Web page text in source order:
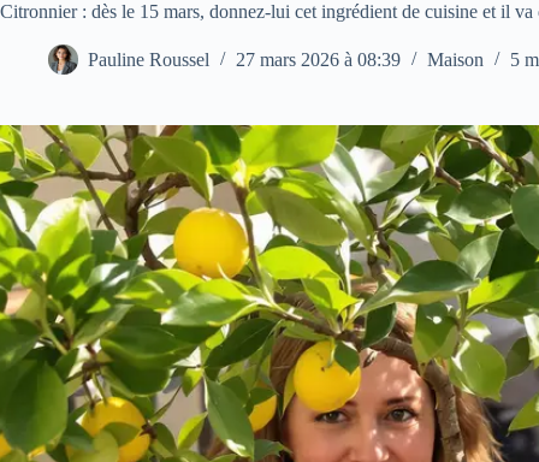
Citronnier : dès le 15 mars, donnez-lui cet ingrédient de cuisine et il
Pauline Roussel 27 mars 2026 à 08:39 Maison 5